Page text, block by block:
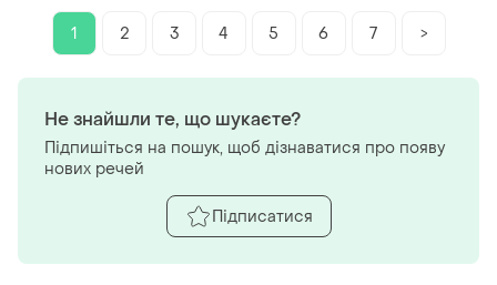
1 2 3 4 5 6 7 >
Не знайшли те, що шукаєте?
Підпишіться на пошук, щоб дізнаватися про появу
нових речей
Підписатися